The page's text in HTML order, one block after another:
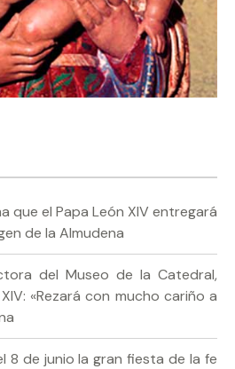
que el Papa León XIV entregará
de la Almudena
del Museo de la Catedral,
«Rezará con mucho cariño a
8 de junio la gran fiesta de la fe